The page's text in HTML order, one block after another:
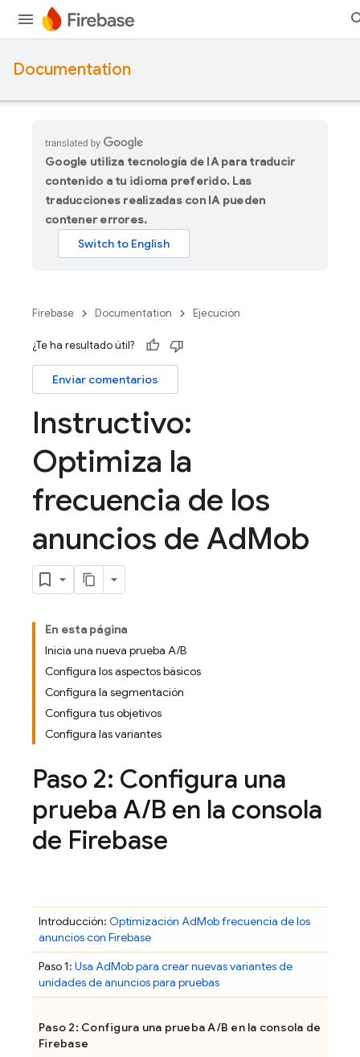
Documentation
Google utiliza tecnología de IA para traducir
contenido a tu idioma preferido. Las
traducciones realizadas con IA pueden
contener errores.
Firebase Documentation Ejecución
¿Te ha resultado útil?
Enviar comentarios
Instructivo:
Optimiza la
frecuencia de los
anuncios de AdMob
En esta página
Inicia una nueva prueba A/B
Configura los aspectos básicos
Configura la segmentación
Configura tus objetivos
Configura las variantes
Paso 2: Configura una
prueba A/B en la consola
de Firebase
Introducción: Optimización AdMobfrecuencia de los
anuncios con Firebase
Paso 1: Usa AdMobpara crear nuevas variantes de
unidades de anuncios para pruebas
Paso 2: Configura una prueba A/B en la consola de
Firebase